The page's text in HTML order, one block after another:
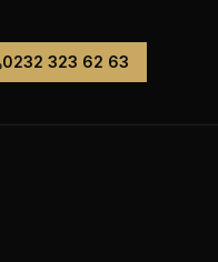
0232 323 62 63